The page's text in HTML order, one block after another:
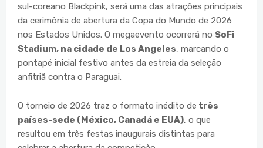
sul-coreano Blackpink, será uma das atrações principais
da cerimônia de abertura da Copa do Mundo de 2026
nos Estados Unidos. O megaevento ocorrerá no SoFi
Stadium, na cidade de Los Angeles, marcando o
pontapé inicial festivo antes da estreia da seleção
anfitriã contra o Paraguai.
O torneio de 2026 traz o formato inédito de três
países-sede (México, Canadá e EUA), o que
resultou em três festas inaugurais distintas para